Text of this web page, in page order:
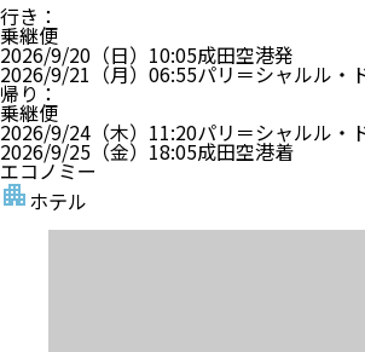
行き ：
乗継便
2026/9/20（日） 10:05成田空港発
2026/9/21（月） 06:55パリ＝シャルル・
帰り ：
乗継便
2026/9/24（木） 11:20パリ＝シャルル・
2026/9/25（金） 18:05成田空港着
エコノミー
ホテル